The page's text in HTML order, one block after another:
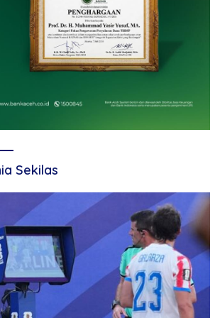
Sekilas